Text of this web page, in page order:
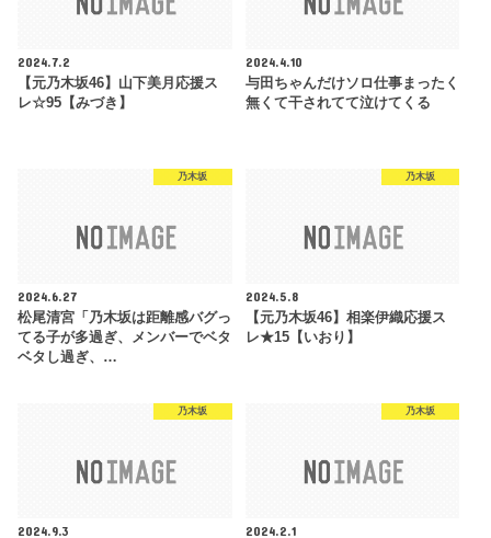
2024.7.2
【元乃木坂46】山下美月応援ス
レ☆95【みづき】
2024.4.10
与田ちゃんだけソロ仕事まったく
無くて干されてて泣けてくる
乃木坂
2024.6.27
松尾清宮「乃木坂は距離感バグっ
てる子が多過ぎ、メンバーでベタ
ベタし過ぎ、…
乃木坂
2024.5.8
【元乃木坂46】相楽伊織応援ス
レ★15【いおり】
乃木坂
2024.9.3
乃木坂
2024.2.1